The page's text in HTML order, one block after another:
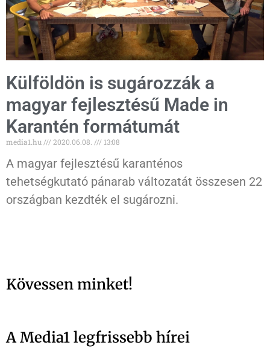
Külföldön is sugározzák a
magyar fejlesztésű Made in
Karantén formátumát
media1.hu 2020.06.08. 13:08
A magyar fejlesztésű karanténos
tehetségkutató pánarab változatát összesen 22
országban kezdték el sugározni.
Kövessen minket!
A Media1 legfrissebb hírei